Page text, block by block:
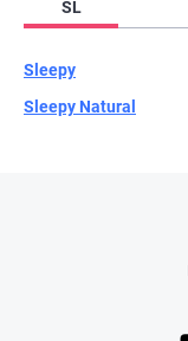
SL
Sleepy
Sleepy Natural